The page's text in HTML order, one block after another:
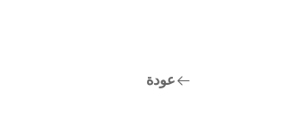
عودة